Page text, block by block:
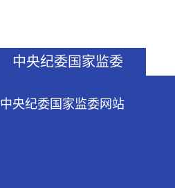
中央纪委国家监委
中央纪委国家监委网站